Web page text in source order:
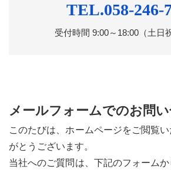
TEL.058-246-
受付時間 9:00～18:00（土日
メールフォームでのお問
このたびは、ホームページをご閲覧
がとうございます。
当社へのご質問は、下記のフォーム